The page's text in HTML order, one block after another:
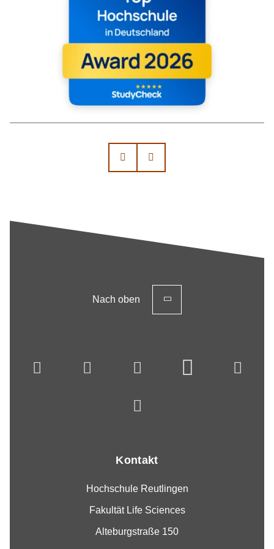
Nach oben
Kontakt
Hochschule Reutlingen
Fakultät Life Sciences
Alteburgstraße 150